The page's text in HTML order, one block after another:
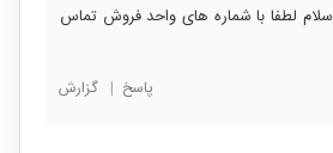
سلام لطفا با شماره های واحد فروش تماس
پاسخ | گزارش